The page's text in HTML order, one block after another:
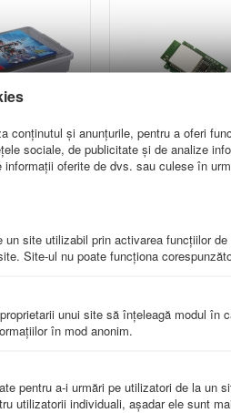
K'NEX (5
pentru un
Modul Wi-Fi
Educațională
[Contactati-ne
pret]
Frecvente
să cumperi
conținutul și anunțurile, pentru a oferi
sociale, de publicitate și de analize
oferite de dvs. sau culese în
un site utilizabil prin activarea funcţiilor
Site-ul nu poate funcţiona
unui site să înţeleagă modul în
în mod anonim.
pentru a-i urmări pe utilizatori de la un
utilizatorii individuali, aşadar ele sunt